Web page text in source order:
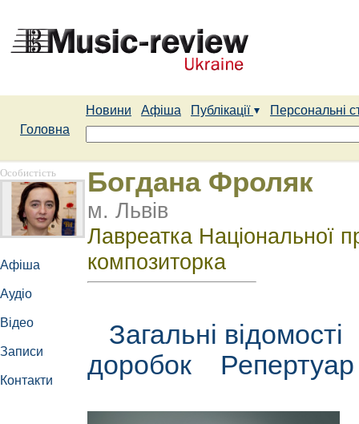
Новини Афіша Публікації
Персональні
Головна
Особистість
Афіша
Аудіо
Відео
Записи
Контакти
Богдана Фроляк
м. Львів
Лавреатка Національної
композиторка
Загальні відомості
доробок